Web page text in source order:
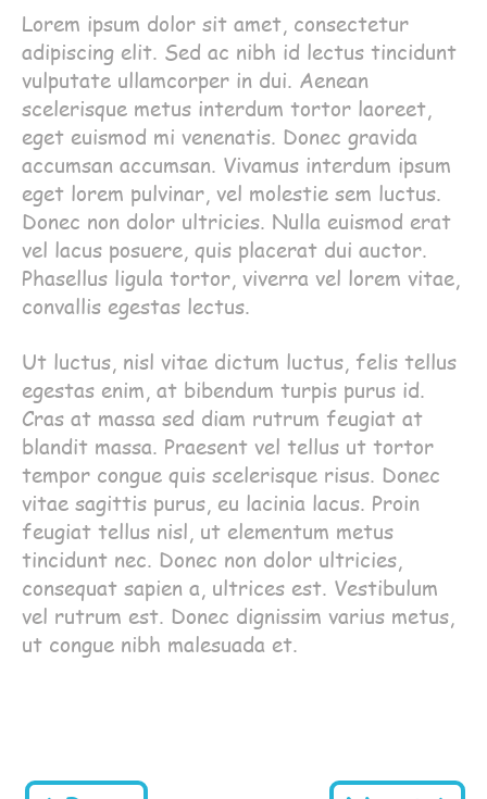
Lorem ipsum dolor sit amet, consectetur
adipiscing elit. Sed ac nibh id lectus tincidunt
vulputate ullamcorper in dui. Aenean
scelerisque metus interdum tortor laoreet,
eget euismod mi venenatis. Donec gravida
accumsan accumsan. Vivamus interdum ipsum
eget lorem pulvinar, vel molestie sem luctus.
Donec non dolor ultricies. Nulla euismod erat
vel lacus posuere, quis placerat dui auctor.
Phasellus ligula tortor, viverra vel lorem vitae,
convallis egestas lectus.
Ut luctus, nisl vitae dictum luctus, felis tellus
egestas enim, at bibendum turpis purus id.
Cras at massa sed diam rutrum feugiat at
blandit massa. Praesent vel tellus ut tortor
tempor congue quis scelerisque risus. Donec
vitae sagittis purus, eu lacinia lacus. Proin
feugiat tellus nisl, ut elementum metus
tincidunt nec. Donec non dolor ultricies,
consequat sapien a, ultrices est. Vestibulum
vel rutrum est. Donec dignissim varius metus,
ut congue nibh malesuada et.